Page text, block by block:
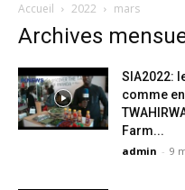
Accueil 2022 mars
Archives
SIA2022:
comme
Farm...
admin - 9